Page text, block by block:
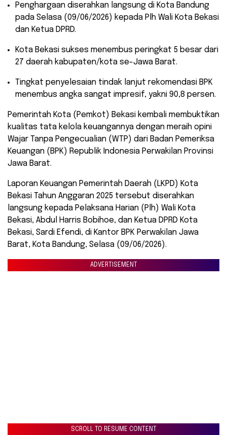
​Penghargaan diserahkan langsung di Kota Bandung
pada Selasa (09/06/2026) kepada Plh Wali Kota Bekasi
dan Ketua DPRD.
​Kota Bekasi sukses menembus peringkat 5 besar dari
27 daerah kabupaten/kota se-Jawa Barat.
​Tingkat penyelesaian tindak lanjut rekomendasi BPK
menembus angka sangat impresif, yakni 90,8 persen.
Pemerintah Kota (Pemkot) Bekasi kembali membuktikan
kualitas tata kelola keuangannya dengan meraih opini
Wajar Tanpa Pengecualian (WTP) dari Badan Pemeriksa
Keuangan (BPK) Republik Indonesia Perwakilan Provinsi
Jawa Barat.
Laporan Keuangan Pemerintah Daerah (LKPD) Kota
Bekasi Tahun Anggaran 2025 tersebut diserahkan
langsung kepada Pelaksana Harian (Plh) Wali Kota
Bekasi, Abdul Harris Bobihoe, dan Ketua DPRD Kota
Bekasi, Sardi Efendi, di Kantor BPK Perwakilan Jawa
Barat, Kota Bandung, Selasa (09/06/2026).
ADVERTISEMENT
SCROLL TO RESUME CONTENT